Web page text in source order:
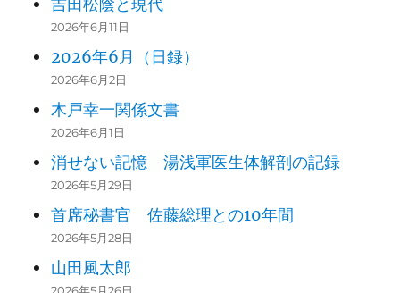
吉田松陰と現代
2026年6月11日
2026年6月（日録）
2026年6月2日
木戸幸一関係文書
2026年6月1日
消せない記憶 湯浅軍医生体解剖の記録
2026年5月29日
首席秘書官 佐藤総理との10年間
2026年5月28日
山田風太郎